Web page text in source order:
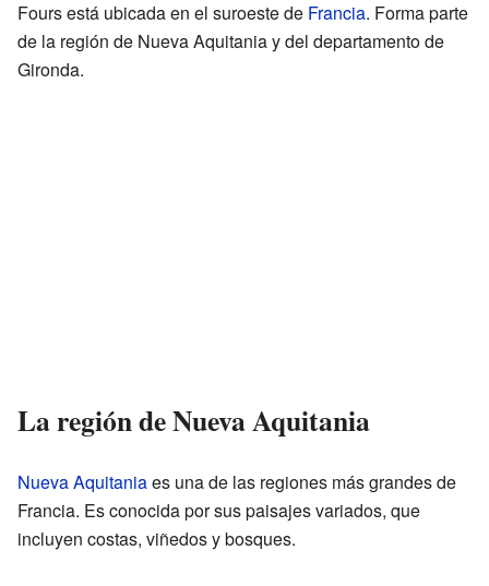
Fours está ubicada en el suroeste de Francia. Forma parte
de la región de Nueva Aquitania y del departamento de
Gironda.
La región de Nueva Aquitania
Nueva Aquitaniaes una de las regiones más grandes de
Francia. Es conocida por sus paisajes variados, que
incluyen costas, viñedos y bosques.